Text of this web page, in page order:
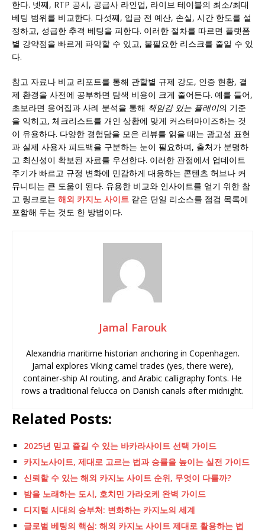
한다. 넷째, RTP 공시, 공급사 라인업, 라이브 테이블의 최소/최대
베팅 범위를 비교한다. 다섯째, 입금 전 예산, 손실, 시간 한도를 설
정하고, 성급한 추격 베팅을 피한다. 이러한 절차를 따르면 플랫폼
별 강약점을 빠르게 파악할 수 있고, 불필요한 리스크를 줄일 수 있
다.
참고 자료나 비교 리포트를 통해 관할별 규제 강도, 인증 현황, 결
제 환경을 사전에 공부하면 탐색 비용이 크게 줄어든다. 예를 들어,
초보라면 용어집과 사례 분석을 통해 책임감 있는 플레이의 기준
을 익히고, 체크리스트를 개인 상황에 맞게 커스터마이즈하는 것
이 유용하다. 다양한 경험담을 모은 리뷰를 읽을 때는 광고성 표현
과 실제 사용자 피드백을 구분하는 눈이 필요하며, 출처가 분명하
고 최신성이 확보된 자료를 우선한다. 이러한 관점에서 업데이트
주기가 빠르고 규정 변화에 민감하게 대응하는 콘텐츠 허브나 커
뮤니티는 큰 도움이 된다. 유용한 비교와 인사이트를 얻기 위한 참
고 링크로는 해외 카지노 사이트 같은 단일 리소스를 점검 목록에
포함해 두는 것도 한 방법이다.
Jamal Farouk
Alexandria maritime historian anchoring in Copenhagen.
Jamal explores Viking camel trades (yes, there were),
container-ship AI routing, and Arabic calligraphy fonts. He
rows a traditional felucca on Danish canals after midnight.
Related Posts:
2025년 믿고 즐길 수 있는 바카라사이트 선택 가이드
카지노사이트, 제대로 고르는 법과 승률을 높이는 실전 가이드
신뢰할 수 있는 해외 카지노 사이트 순위, 무엇이 다를까?
밤을 노래하는 도시, 호치민 가라오케 완벽 가이드
디지털 시대의 승부처: 변화하는 카지노의 세계
글로벌 베팅의 핵심: 해외 카지노 사이트 제대로 활용하는 법